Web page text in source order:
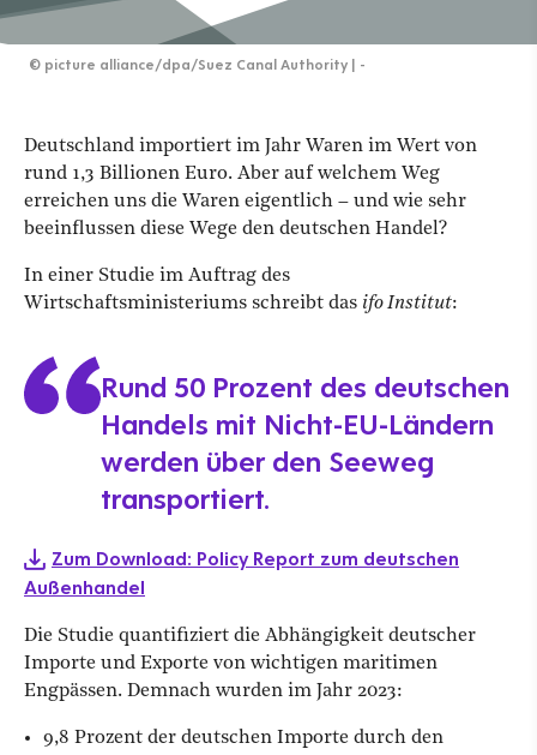
© picture alliance/dpa/Suez Canal Authority | -
Deutschland importiert im Jahr Waren im Wert von
rund 1,3 Billionen Euro. Aber auf welchem Weg
erreichen uns die Waren eigentlich – und wie sehr
beeinflussen diese Wege den deutschen Handel?
In einer Studie im Auftrag des
Wirtschaftsministeriums schreibt das ifo Institut:
Rund 50 Prozent des deutschen
Handels mit Nicht-EU-Ländern
werden über den Seeweg
transportiert.
Zum Download: Policy Report zum deutschen
Außenhandel
Die Studie quantifiziert die Abhängigkeit deutscher
Importe und Exporte von wichtigen maritimen
Engpässen. Demnach wurden im Jahr 2023:
9,8 Prozent der deutschen Importe durch den